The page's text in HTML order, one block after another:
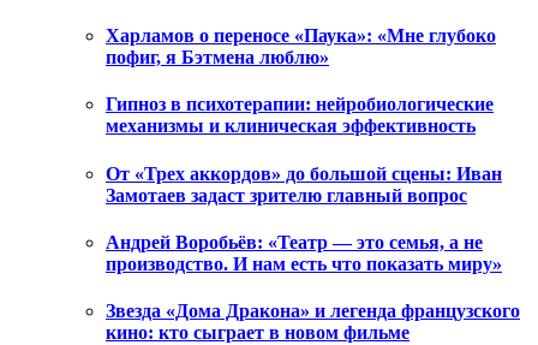
Харламов о переносе «Паука»: «Мне глубоко
пофиг, я Бэтмена люблю»
Гипноз в психотерапии: нейробиологические
механизмы и клиническая эффективность
От «Трех аккордов» до большой сцены: Иван
Замотаев задаст зрителю главный вопрос
Андрей Воробьёв: «Театр — это семья, а не
производство. И нам есть что показать миру»
Звезда «Дома Дракона» и легенда французского
кино: кто сыграет в новом фильме